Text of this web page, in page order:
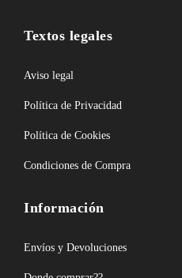
Textos legales
Aviso legal
Política de Privacidad
Política de Cookies
Condiciones de Compra
Información
Envíos y Devoluciones